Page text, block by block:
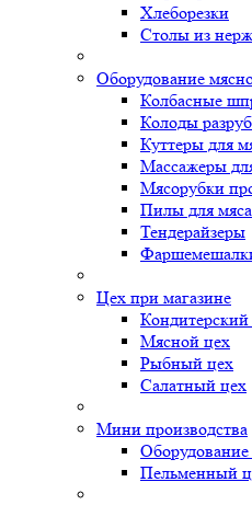
Хлеборезки
Столы из
Оборудование
Колбасные
Колоды
Куттеры для
Массажеры
Мясорубки
Пилы для мяса
Тендерайзеры
Цех при магазине
Кондитерский
Мясной цех
Рыбный цех
Салатный цех
Мини производства
Пельменный